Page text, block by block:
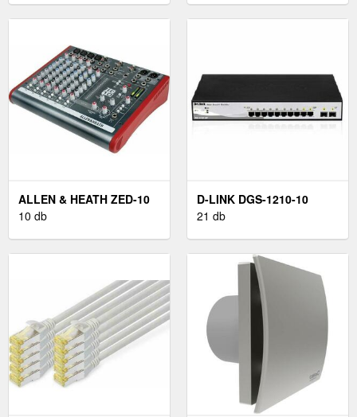
ALLEN & HEATH ZED-10
10 db
D-LINK DGS-1210-10
21 db